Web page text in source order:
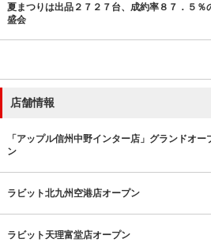
夏まつりは出品２７２７台、成約率８７．５％
盛会
店舗情報
「アップル信州中野インター店」グランドオー
ン
ラビット北九州空港店オープン
ラビット天理富堂店オープン